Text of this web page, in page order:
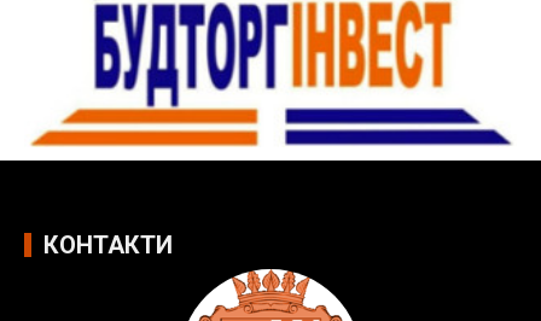
КОНТАКТИ